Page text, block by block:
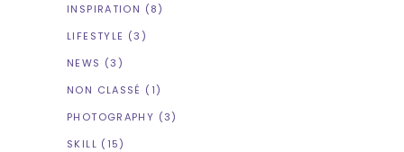
INSPIRATION (8)
LIFESTYLE (3)
NEWS (3)
NON CLASSÉ (1)
PHOTOGRAPHY (3)
SKILL (15)